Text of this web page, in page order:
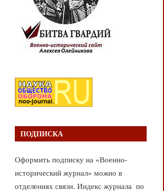
ПОДПИСКА
Оформить подписку на «Военно-
исторический журнал» можно в
отделениях связи. Индекс журнала по